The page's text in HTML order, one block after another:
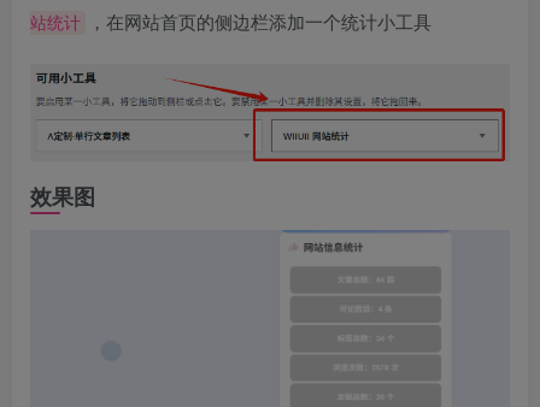
站统计
，在网站首页的侧边栏添加一个统计小工具
效果图